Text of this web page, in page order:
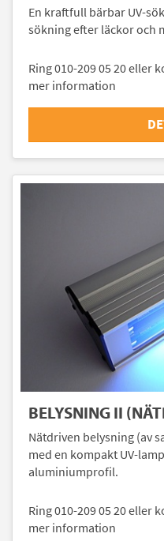
En kraftfull bärbar UV-
sökning efter läckor och
Ring 010-209 05 20 eller
mer information
BELYSNING II
Nätdriven belysning (av
med en kompakt UV-
aluminiumprofil.
Ring 010-209 05 20 eller
mer information